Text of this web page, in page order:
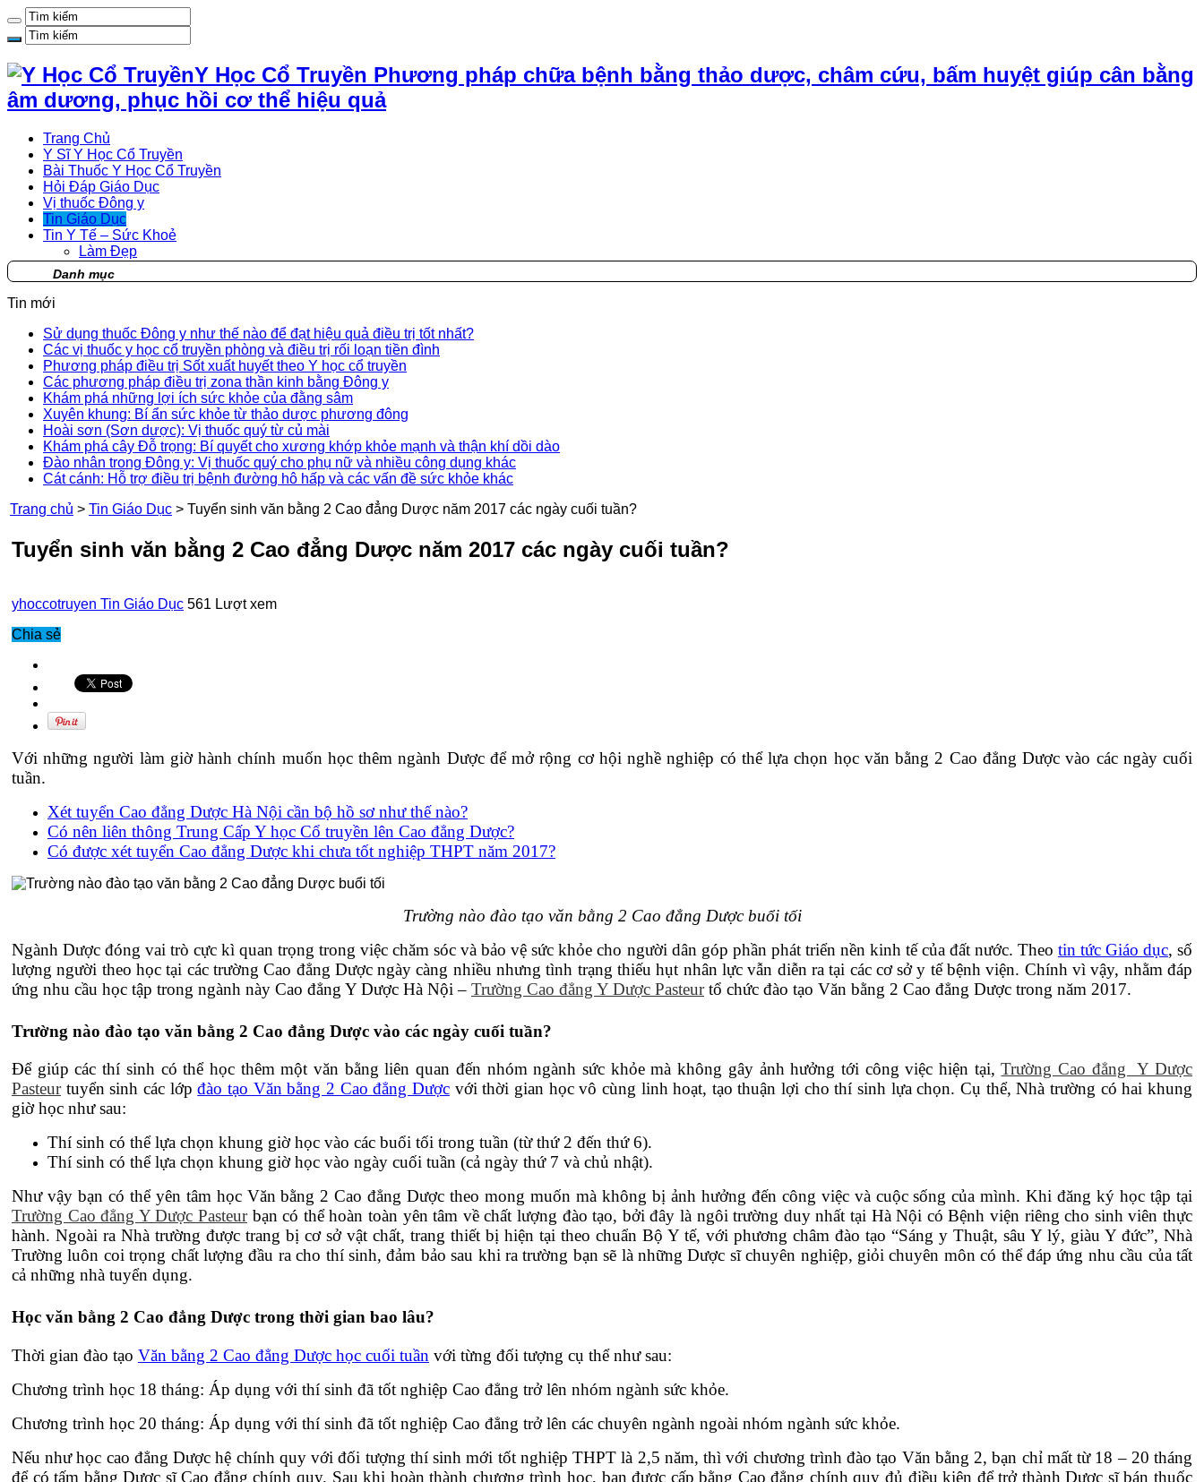
Y Học Cổ Truyền Phương pháp chữa bệnh bằng thảo dược, châm cứu, bấm huyệt giúp cân bằng
âm dương, phục hồi cơ thể hiệu quả
Trang Chủ
Y Sĩ Y Học Cổ Truyền
Bài Thuốc Y Học Cổ Truyền
Hỏi Đáp Giáo Dục
Vị thuốc Đông y
Tin Giáo Dục
Tin Y Tế – Sức Khoẻ
Làm Đẹp
Danh mục
Tin mới
Sử dụng thuốc Đông y như thế nào để đạt hiệu quả điều trị tốt nhất?
Các vị thuốc y học cổ truyền phòng và điều trị rối loạn tiền đình
Phương pháp điều trị Sốt xuất huyết theo Y học cổ truyền
Các phương pháp điều trị zona thần kinh bằng Đông y
Khám phá những lợi ích sức khỏe của đằng sâm
Xuyên khung: Bí ẩn sức khỏe từ thảo dược phương đông
Hoài sơn (Sơn dược): Vị thuốc quý từ củ mài
Khám phá cây Đỗ trọng: Bí quyết cho xương khớp khỏe mạnh và thận khí dồi dào
Đào nhân trong Đông y: Vị thuốc quý cho phụ nữ và nhiều công dụng khác
Cát cánh: Hỗ trợ điều trị bệnh đường hô hấp và các vấn đề sức khỏe khác
Trang chủ > Tin Giáo Dục > Tuyển sinh văn bằng 2 Cao đẳng Dược năm 2017 các ngày cuối tuần?
Tuyển sinh văn bằng 2 Cao đẳng Dược năm 2017 các ngày cuối tuần?
yhoccotruyen Tin Giáo Dục 561 Lượt xem
Chia sẻ
Với những người làm giờ hành chính muốn học thêm ngành Dược để mở rộng cơ hội nghề nghiệp có thể lựa chọn học văn bằng 2 Cao đẳng Dược vào các ngày cuối
tuần.
Xét tuyển Cao đẳng Dược Hà Nội cần bộ hồ sơ như thế nào?
Có nên liên thông Trung Cấp Y học Cổ truyền lên Cao đẳng Dược?
Có được xét tuyển Cao đẳng Dược khi chưa tốt nghiệp THPT năm 2017?
Trường nào đào tạo văn bằng 2 Cao đẳng Dược buổi tối
Ngành Dược đóng vai trò cực kì quan trọng trong việc chăm sóc và bảo vệ sức khỏe cho người dân góp phần phát triển nền kinh tế của đất nước. Theo tin tức Giáo dục, số
lượng người theo học tại các trường Cao đẳng Dược ngày càng nhiều nhưng tình trạng thiếu hụt nhân lực vẫn diễn ra tại các cơ sở y tế bệnh viện. Chính vì vậy, nhằm đáp
ứng nhu cầu học tập trong ngành này Cao đẳng Y Dược Hà Nội – Trường Cao đẳng Y Dược Pasteurtổ chức đào tạo Văn bằng 2 Cao đẳng Dược trong năm 2017.
Trường nào đào tạo văn bằng 2 Cao đẳng Dược vào các ngày cuối tuần?
Để giúp các thí sinh có thể học thêm một văn bằng liên quan đến nhóm ngành sức khỏe mà không gây ảnh hưởng tới công việc hiện tại,Trường Cao đẳng Y Dược
Pasteurtuyển sinh các lớpđào tạo Văn bằng 2 Cao đẳng Dượcvới thời gian học vô cùng linh hoạt, tạo thuận lợi cho thí sinh lựa chọn. Cụ thể, Nhà trường có hai khung
giờ học như sau:
Thí sinh có thể lựa chọn khung giờ học vào các buổi tối trong tuần (từ thứ 2 đến thứ 6).
Thí sinh có thể lựa chọn khung giờ học vào ngày cuối tuần (cả ngày thứ 7 và chủ nhật).
Như vậy bạn có thể yên tâm học Văn bằng 2 Cao đẳng Dược theo mong muốn mà không bị ảnh hưởng đến công việc và cuộc sống của mình. Khi đăng ký học tập tại
Trường Cao đẳng Y Dược Pasteurbạn có thể hoàn toàn yên tâm về chất lượng đào tạo, bởi đây là ngôi trường duy nhất tại Hà Nội có Bệnh viện riêng cho sinh viên thực
hành. Ngoài ra Nhà trường được trang bị cơ sở vật chất, trang thiết bị hiện tại theo chuẩn Bộ Y tế, với phương châm đào tạo “Sáng y Thuật, sâu Y lý, giàu Y đức”, Nhà
Trường luôn coi trọng chất lượng đầu ra cho thí sinh, đảm bảo sau khi ra trường bạn sẽ là những Dược sĩ chuyên nghiệp, giỏi chuyên môn có thể đáp ứng nhu cầu của tất
cả những nhà tuyển dụng.
Học văn bằng 2 Cao đẳng Dược trong thời gian bao lâu?
Thời gian đào tạo Văn bằng 2 Cao đẳng Dược học cuối tuần với từng đối tượng cụ thể như sau:
Chương trình học 18 tháng: Áp dụng với thí sinh đã tốt nghiệp Cao đẳng trở lên nhóm ngành sức khỏe.
Chương trình học 20 tháng: Áp dụng với thí sinh đã tốt nghiệp Cao đẳng trở lên các chuyên ngành ngoài nhóm ngành sức khỏe.
Nếu như học cao đẳng Dược hệ chính quy với đối tượng thí sinh mới tốt nghiệp THPT là 2,5 năm, thì với chương trình đào tạo Văn bằng 2, bạn chỉ mất từ 18 – 20 tháng
để có tấm bằng Dược sĩ Cao đẳng chính quy. Sau khi hoàn thành chương trình học, bạn được cấp bằng Cao đẳng chính quy đủ điều kiện để trở thành Dược sĩ bán thuốc